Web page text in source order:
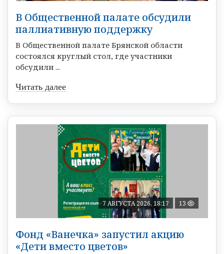
В Общественной палате обсудили
паллиативную поддержку
В Общественной палате Брянской области
состоялся круглый стол, где участники
обсудили ...
Читать далее
7 АВГУСТА 2026, 18:17 13
Фонд «Ванечка» запустил акцию
«Дети вместо цветов»